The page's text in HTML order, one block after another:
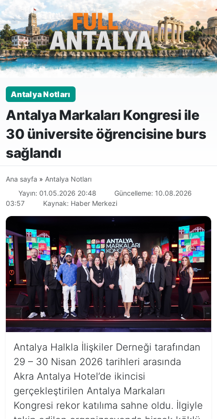
Antalya Notları
Antalya Markaları Kongresi ile
30 üniversite öğrencisine burs
sağlandı
Ana sayfa » Antalya Notları
Yayın: 01.05.2026 20:48
Güncelleme: 10.08.2026
03:57
Kaynak: Haber Merkezi
Antalya Halkla İlişkiler Derneği tarafından
29 – 30 Nisan 2026 tarihleri arasında
Akra Antalya Hotel’de ikincisi
gerçekleştirilen Antalya Markaları
Kongresi rekor katılıma sahne oldu. İlgiyle